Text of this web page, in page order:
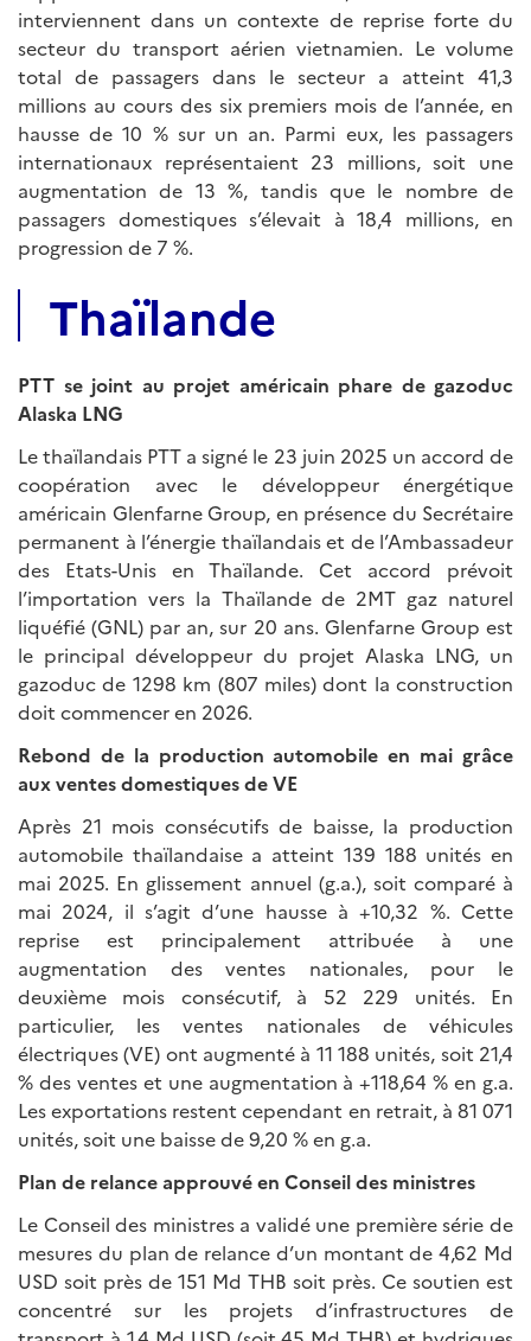
interviennent dans un contexte de reprise forte du
secteur du transport aérien vietnamien. Le volume
total de passagers dans le secteur a atteint 41,3
millions au cours des six premiers mois de l’année, en
hausse de 10 % sur un an. Parmi eux, les passagers
internationaux représentaient 23 millions, soit une
augmentation de 13 %, tandis que le nombre de
passagers domestiques s’élevait à 18,4 millions, en
progression de 7 %.
Thaïlande
PTT se joint au projet américain phare de gazoduc
Alaska LNG
Le thaïlandais PTT a signé le 23 juin 2025 un accord de
coopération avec le développeur énergétique
américain Glenfarne Group, en présence du Secrétaire
permanent à l’énergie thaïlandais et de l’Ambassadeur
des Etats-Unis en Thaïlande. Cet accord prévoit
l’importation vers la Thaïlande de 2MT gaz naturel
liquéfié (GNL) par an, sur 20 ans. Glenfarne Group est
le principal développeur du projet Alaska LNG, un
gazoduc de 1298 km (807 miles) dont la construction
doit commencer en 2026.
Rebond de la production automobile en mai grâce
aux ventes domestiques de VE
Après 21 mois consécutifs de baisse, la production
automobile thaïlandaise a atteint 139 188 unités en
mai 2025. En glissement annuel (g.a.), soit comparé à
mai 2024, il s’agit d’une hausse à +10,32 %. Cette
reprise est principalement attribuée à une
augmentation des ventes nationales, pour le
deuxième mois consécutif, à 52 229 unités. En
particulier, les ventes nationales de véhicules
électriques (VE) ont augmenté à 11 188 unités, soit 21,4
% des ventes et une augmentation à +118,64 % en g.a.
Les exportations restent cependant en retrait, à 81 071
unités, soit une baisse de 9,20 % en g.a.
Plan de relance approuvé en Conseil des ministres
Le Conseil des ministres a validé une première série de
mesures du plan de relance d’un montant de 4,62 Md
USD soit près de 151 Md THB soit près. Ce soutien est
concentré sur les projets d’infrastructures de